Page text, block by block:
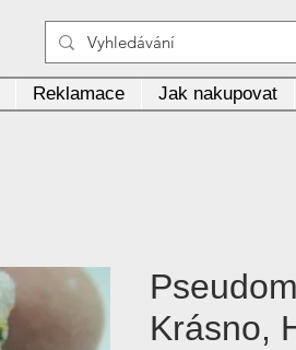
Reklamace Jak nakupovat
Krásno,